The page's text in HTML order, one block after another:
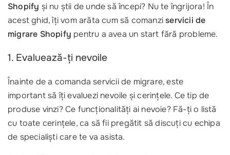
Shopify și nu știi de unde să începi? Nu te îngrijora! În
acest ghid, îți vom arăta cum să comanziservicii de
migrare Shopify pentru a avea un start fără probleme.
1. Evaluează-ți nevoile
Înainte de a comanda servicii de migrare, este
important să îți evaluezi nevoile și cerințele. Ce tip de
produse vinzi? Ce funcționalități ai nevoie? Fă-ți o listă
cu toate cerințele, ca să fii pregătit să discuți cu echipa
de specialiști care te va asista.